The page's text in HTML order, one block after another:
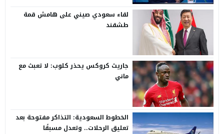
لقاء سعودي صيني على هامش قمة
طشقند
جاريث كروكس يحذر كلوب: لا تعبث مع
ماني
الخطوط السعودية: التذاكر مفتوحة بعد
تعليق الرحلات.. وتعدل مسبقًا